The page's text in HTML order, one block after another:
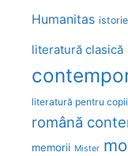
Humanitas istorie
literatură clasică
literatură pentru copii
română
memorii Mister